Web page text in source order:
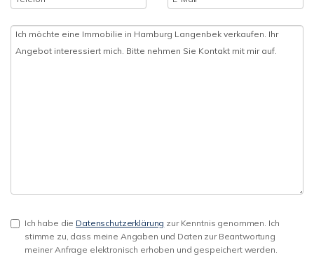
Ich habe die Datenschutzerklärung zur Kenntnis genommen. Ich
stimme zu, dass meine Angaben und Daten zur Beantwortung
meiner Anfrage elektronisch erhoben und gespeichert werden.